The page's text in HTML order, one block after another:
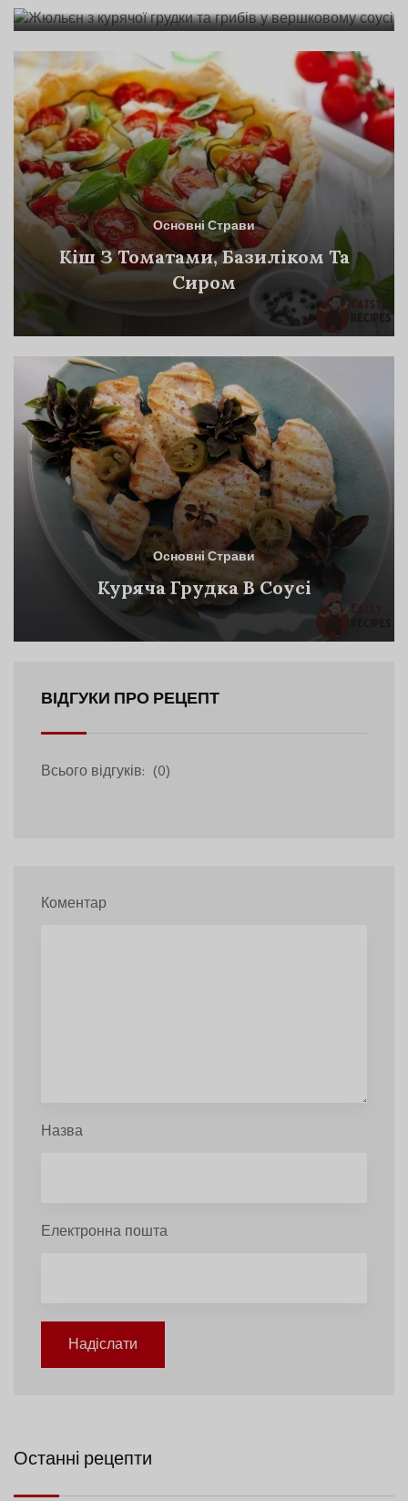
Основні Страви
Кіш З Томатами, Базиліком Та
Сиром
Основні Страви
Куряча Грудка В Соусі
ВІДГУКИ ПРО РЕЦЕПТ
Всього відгуків: (0)
Коментар
Назва
Електронна пошта
Надіслати
Останні рецепти